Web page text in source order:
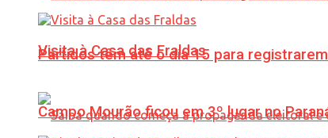
Partidos têm até o dia 15 para
Visita à Casa das Fraldas
Campo Mourão ficou em 3º lugar no